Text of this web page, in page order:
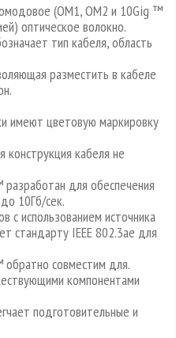
(OM1, OM2 и 10Gig ™
оптическое волокно.
тип кабеля, область
разместить в кабеле
имеют цветовую маркировку
конструкция кабеля не
для обеспечения
10Гб/сек.
с использованием источника
стандарту IEEE 802.3ae для
совместим для.
компонентами
подготовительные и